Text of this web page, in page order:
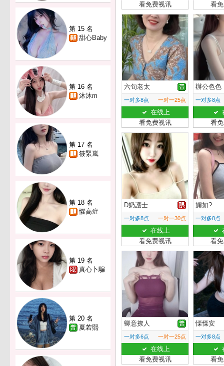
第 15 名
甜心Baby
第 16 名
沐沐m
第 17 名
筱緊嵐
第 18 名
懼高症
第 19 名
真心卜騙
第 20 名
夏若熙
看免费视讯
看
六旬老太
一对多8点 一对一25点
在线上
看免费视讯
辦公色色
一对多8点
看
D奶護士
一对多8点 一对一30点
在线上
看免费视讯
媚如?
一对多8点
看
卿意撩人
一对多6点 一对一25点
在线上
看免费视讯
慄慄安
一对多8点
看